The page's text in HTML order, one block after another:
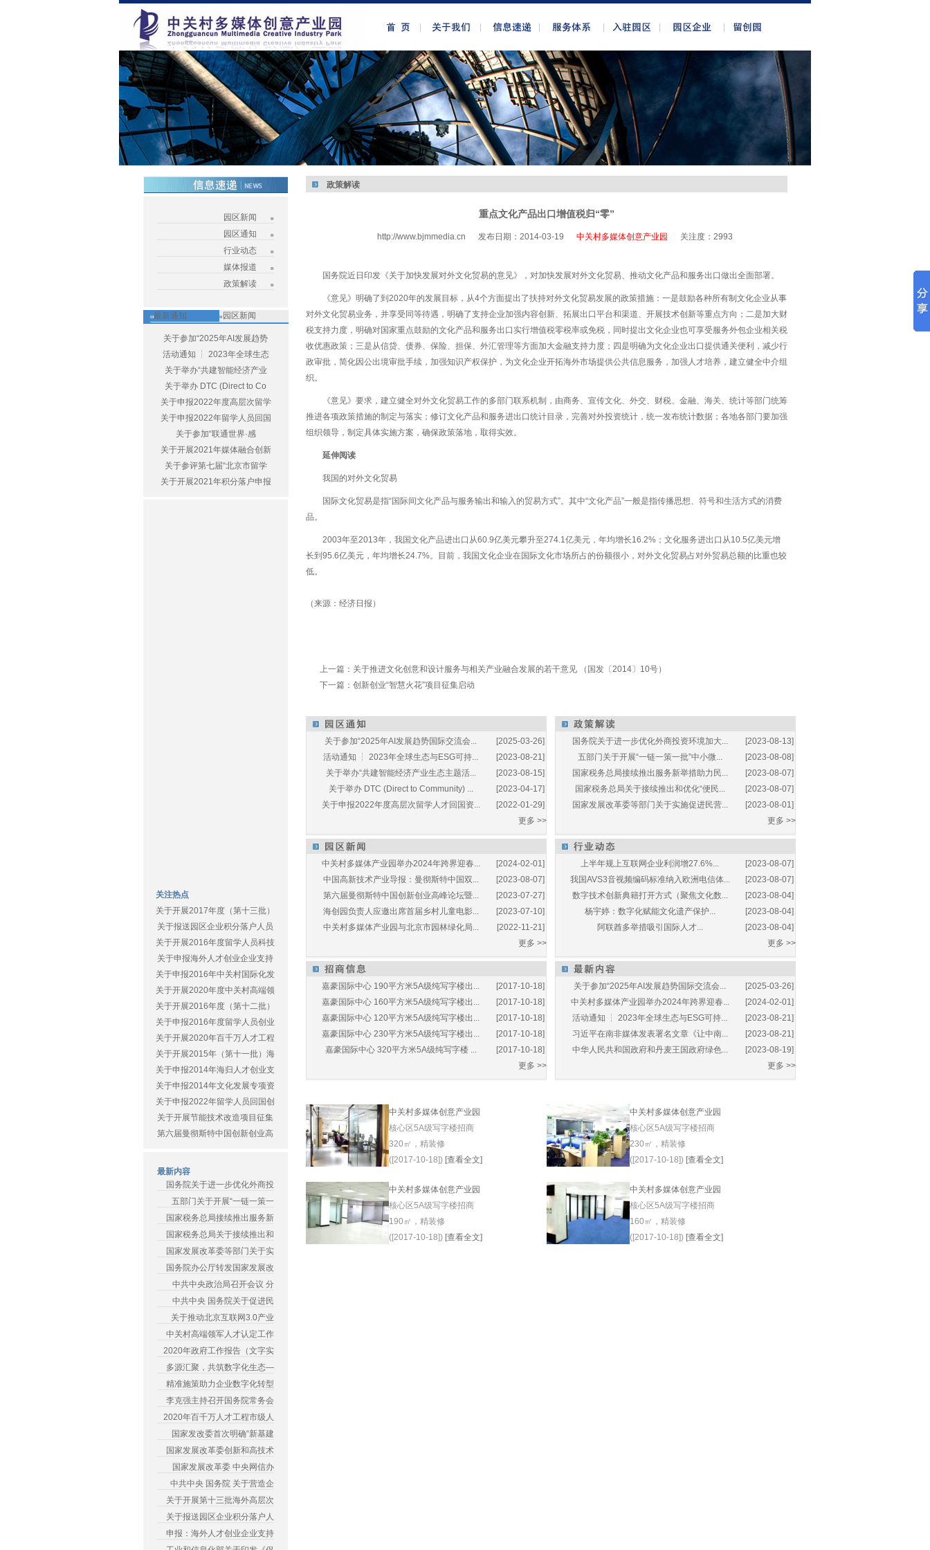
园区新闻
园区通知
行业动态
媒体报道
政策解读
最新通知 园区新闻
关于参加“2025年AI发展趋势
活动通知 ┆ 2023年全球生态
关于举办“共建智能经济产业
关于举办 DTC (Direct to Co
关于申报2022年度高层次留学
关于申报2022年留学人员回国
关于参加“联通世界·感
关于开展2021年媒体融合创新
关于参评第七届“北京市留学
关于开展2021年积分落户申报
关注热点
关于开展2017年度（第十三批）
关于报送园区企业积分落户人员
关于开展2016年度留学人员科技
关于申报海外人才创业企业支持
关于申报2016年中关村国际化发
关于开展2020年度中关村高端领
关于开展2016年度（第十二批）
关于申报2016年度留学人员创业
关于开展2020年百千万人才工程
关于开展2015年（第十一批）海
关于申报2014年海归人才创业支
关于申报2014年文化发展专项资
关于申报2022年留学人员回国创
关于开展节能技术改造项目征集
第六届曼彻斯特中国创新创业高
最新内容
国务院关于进一步优化外商投
五部门关于开展“一链一策一
国家税务总局接续推出服务新
国家税务总局关于接续推出和
国家发展改革委等部门关于实
国务院办公厅转发国家发展改
中共中央政治局召开会议 分
中共中央 国务院关于促进民
关于推动北京互联网3.0产业
中关村高端领军人才认定工作
2020年政府工作报告（文字实
多源汇聚，共筑数字化生态—
精准施策助力企业数字化转型
李克强主持召开国务院常务会
2020年百千万人才工程市级人
国家发改委首次明确“新基建
国家发展改革委创新和高技术
国家发展改革委 中央网信办
中共中央 国务院 关于营造企
关于开展第十三批海外高层次
关于报送园区企业积分落户人
申报：海外人才创业企业支持
政策解读
重点文化产品出口增值税归“零”
http://www.bjmmedia.cn 发布日期：2014-03-19 中关村多媒体创意产业园 关注度： 2993
国务院近日印发《关于加快发展对外文化贸易的意见》，对加快发展对外文化贸易、推动文化产品和服务出口做出全面部署。
《意见》明确了到2020年的发展目标，从4个方面提出了扶持对外文化贸易发展的政策措施：一是鼓励各种所有制文化企业从事
对外文化贸易业务，并享受同等待遇，明确了支持企业加强内容创新、拓展出口平台和渠道、开展技术创新等重点方向；二是加大财
税支持力度，明确对国家重点鼓励的文化产品和服务出口实行增值税零税率或免税，同时提出文化企业也可享受服务外包企业相关税
收优惠政策；三是从信贷、债券、保险、担保、外汇管理等方面加大金融支持力度；四是明确为文化企业出口提供通关便利，减少行
政审批，简化因公出境审批手续，加强知识产权保护，为文化企业开拓海外市场提供公共信息服务，加强人才培养，建立健全中介组
织。
《意见》要求，建立健全对外文化贸易工作的多部门联系机制，由商务、宣传文化、外交、财税、金融、海关、统计等部门统筹
推进各项政策措施的制定与落实；修订文化产品和服务进出口统计目录，完善对外投资统计，统一发布统计数据；各地各部门要加强
组织领导，制定具体实施方案，确保政策落地，取得实效。
延伸阅读
我国的对外文化贸易
国际文化贸易是指“国际间文化产品与服务输出和输入的贸易方式”。其中“文化产品”一般是指传播思想、符号和生活方式的消费
品。
2003年至2013年，我国文化产品进出口从60.9亿美元攀升至274.1亿美元，年均增长16.2%；文化服务进出口从10.5亿美元增
长到95.6亿美元，年均增长24.7%。目前，我国文化企业在国际文化市场所占的份额很小，对外文化贸易占对外贸易总额的比重也较
低。
（来源：经济日报）
上一篇： 关于推进文化创意和设计服务与相关产业融合发展的若干意见 （国发〔2014〕10号）
下一篇： 创新创业“智慧火花”项目征集启动
[2025-03-26]
关于参加“2025年AI发展趋势国际交流会...
[2023-08-21]
活动通知 ┆ 2023年全球生态与ESG可持...
[2023-08-15]
关于举办“共建智能经济产业生态主题活...
[2023-04-17]
关于举办 DTC (Direct to Community) ...
[2022-01-29]
关于申报2022年度高层次留学人才回国资...
更多 >>
[2023-08-13]
国务院关于进一步优化外商投资环境加大...
[2023-08-08]
五部门关于开展“一链一策一批”中小微...
[2023-08-07]
国家税务总局接续推出服务新举措助力民...
[2023-08-07]
国家税务总局关于接续推出和优化“便民...
[2023-08-01]
国家发展改革委等部门关于实施促进民营...
更多 >>
[2024-02-01]
中关村多媒体产业园举办2024年跨界迎春...
[2023-08-07]
中国高新技术产业导报：曼彻斯特中国双...
[2023-07-27]
第六届曼彻斯特中国创新创业高峰论坛暨...
[2023-07-10]
海创园负责人应邀出席首届乡村儿童电影...
[2022-11-21]
中关村多媒体产业园与北京市园林绿化局...
更多 >>
[2023-08-07]
上半年规上互联网企业利润增27.6%...
[2023-08-07]
我国AVS3音视频编码标准纳入欧洲电信体...
[2023-08-04]
数字技术创新典籍打开方式（聚焦文化数...
[2023-08-04]
杨宇婷：数字化赋能文化遗产保护...
[2023-08-04]
阿联酋多举措吸引国际人才...
更多 >>
[2017-10-18]
嘉豪国际中心 190平方米5A级纯写字楼出...
[2017-10-18]
嘉豪国际中心 160平方米5A级纯写字楼出...
[2017-10-18]
嘉豪国际中心 120平方米5A级纯写字楼出...
[2017-10-18]
嘉豪国际中心 230平方米5A级纯写字楼出...
[2017-10-18]
嘉豪国际中心 320平方米5A级纯写字楼 ...
更多 >>
[2025-03-26]
关于参加“2025年AI发展趋势国际交流会...
[2024-02-01]
中关村多媒体产业园举办2024年跨界迎春...
[2023-08-21]
活动通知 ┆ 2023年全球生态与ESG可持...
[2023-08-21]
习近平在南非媒体发表署名文章《让中南...
[2023-08-19]
中华人民共和国政府和丹麦王国政府绿色...
更多 >>
中关村多媒体创意产业园
核心区5A级写字楼招商
320㎡，精装修
([2017-10-18]) [查看全文]
中关村多媒体创意产业园
核心区5A级写字楼招商
230㎡，精装修
([2017-10-18]) [查看全文]
中关村多媒体创意产业园
核心区5A级写字楼招商
190㎡，精装修
([2017-10-18]) [查看全文]
中关村多媒体创意产业园
核心区5A级写字楼招商
160㎡，精装修
([2017-10-18]) [查看全文]